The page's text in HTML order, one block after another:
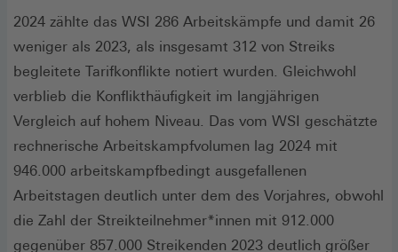
2024 zählte das WSI 286 Arbeitskämpfe und damit 26
weniger als 2023, als insgesamt 312 von Streiks
begleitete Tarifkonflikte notiert wurden. Gleichwohl
verblieb die Konflikthäufigkeit im langjährigen
Vergleich auf hohem Niveau. Das vom WSI geschätzte
rechnerische Arbeitskampfvolumen lag 2024 mit
946.000 arbeitskampfbedingt ausgefallenen
Arbeitstagen deutlich unter dem des Vorjahres, obwohl
die Zahl der Streikteilnehmer*innen mit 912.000
gegenüber 857.000 Streikenden 2023 deutlich größer